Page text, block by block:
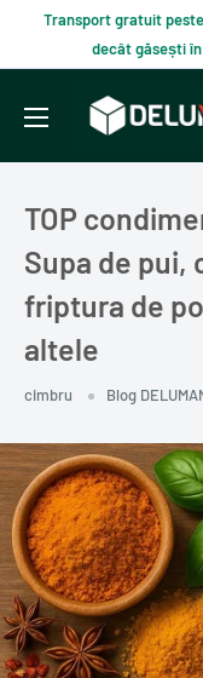
continut
Transport gratuit
decât găsești
Delumani
Magazin
online
TOP
Supa de pui,
friptura de
altele
cimbru Blog